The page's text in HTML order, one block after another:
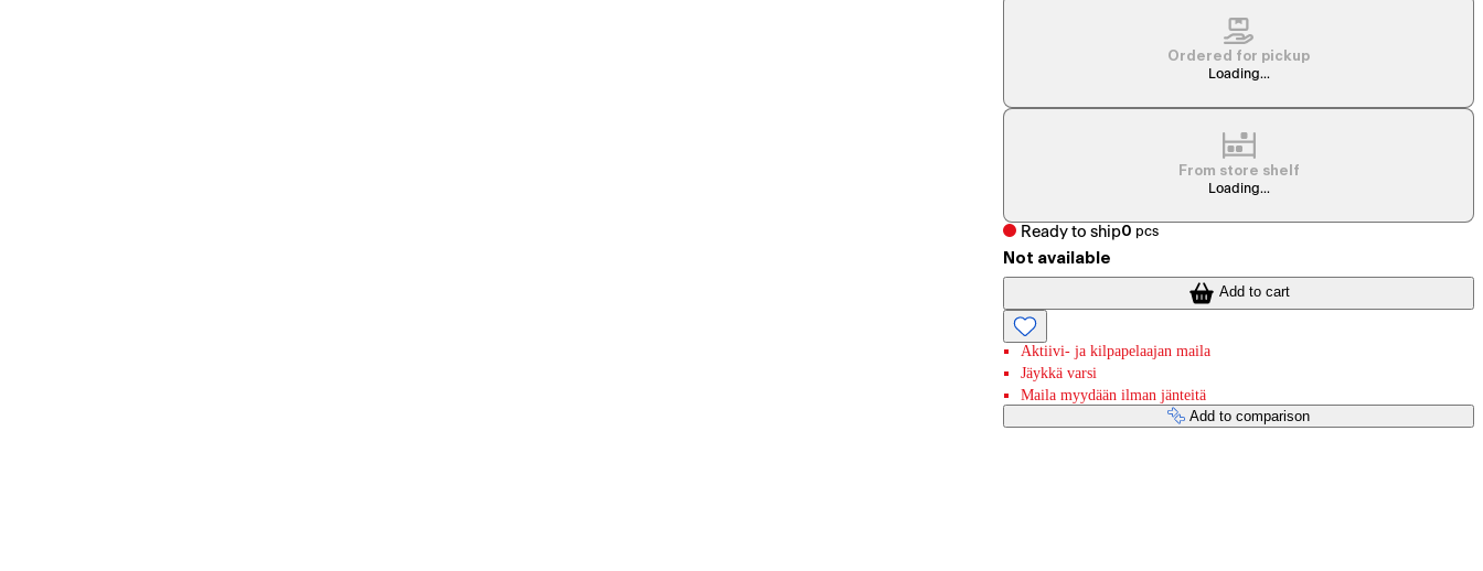
Ordered for pickup
Loading...
From store shelf
Loading...
Ready to ship0 pcs
Not available
Add to cart
Aktiivi- ja kilpapelaajan maila
Jäykkä varsi
Maila myydään ilman jänteitä
Add to comparison